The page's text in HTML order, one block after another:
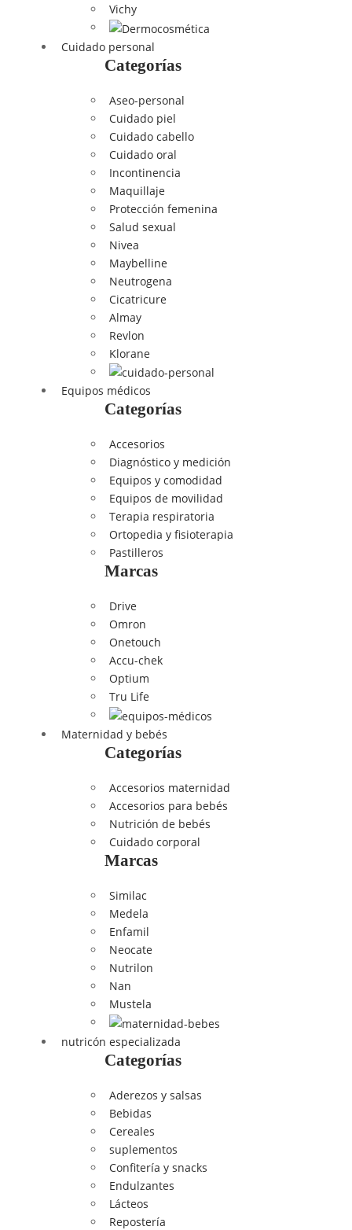
Vichy
Cuidado personal
Categorías
Aseo-personal
Cuidado piel
Cuidado cabello
Cuidado oral
Incontinencia
Maquillaje
Protección femenina
Salud sexual
Nivea
Maybelline
Neutrogena
Cicatricure
Almay
Revlon
Klorane
Equipos médicos
Categorías
Accesorios
Diagnóstico y medición
Equipos y comodidad
Equipos de movilidad
Terapia respiratoria
Ortopedia y fisioterapia
Pastilleros
Marcas
Drive
Omron
Onetouch
Accu-chek
Optium
Tru Life
Maternidad y bebés
Categorías
Accesorios maternidad
Accesorios para bebés
Nutrición de bebés
Cuidado corporal
Marcas
Similac
Medela
Enfamil
Neocate
Nutrilon
Nan
Mustela
nutricón especializada
Categorías
Aderezos y salsas
Bebidas
Cereales
suplementos
Confitería y snacks
Endulzantes
Lácteos
Repostería